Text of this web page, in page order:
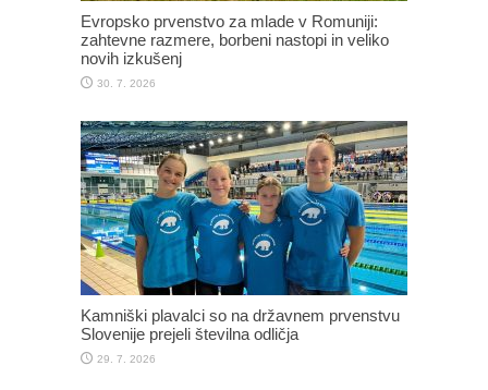
Evropsko prvenstvo za mlade v Romuniji:
zahtevne razmere, borbeni nastopi in veliko
novih izkušenj
30. 7. 2026
Kamniški plavalci so na državnem prvenstvu
Slovenije prejeli številna odličja
29. 7. 2026